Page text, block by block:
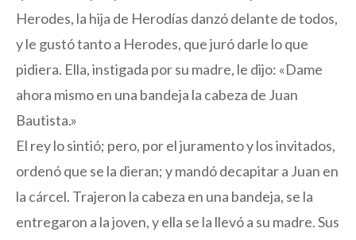
Herodes, la hija de Herodías danzó delante de todos,
y le gustó tanto a Herodes, que juró darle lo que
pidiera. Ella, instigada por su madre, le dijo: «Dame
ahora mismo en una bandeja la cabeza de Juan
Bautista.»
El rey lo sintió; pero, por el juramento y los invitados,
ordenó que se la dieran; y mandó decapitar a Juan en
la cárcel. Trajeron la cabeza en una bandeja, se la
entregaron a la joven, y ella se la llevó a su madre. Sus